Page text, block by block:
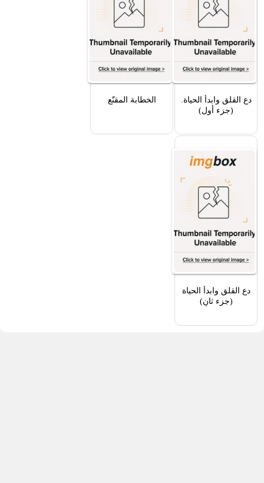
دع القلق وابدأ الحياة.
(جزء أول)
الخطابة المقنّع
دع القلق وابدأ الحياة
(جزء ثانٍ)